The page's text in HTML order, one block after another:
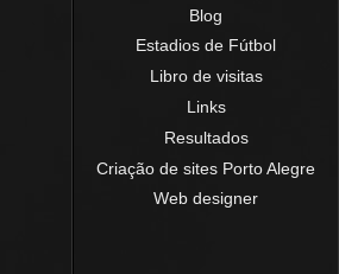
Blog
Estadios de Fútbol
Libro de visitas
Links
Resultados
Criação de sites Porto Alegre
Web designer